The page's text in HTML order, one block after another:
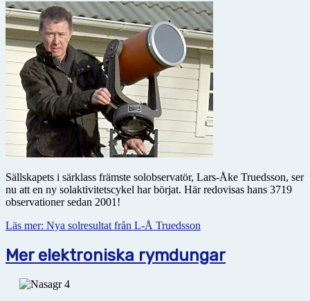
Sällskapets i särklass främste solobservatör, Lars-Åke Truedsson, ser
nu att en ny solaktivitetscykel har börjat. Här redovisas hans 3719
observationer sedan 2001!
Läs mer: Nya solresultat från L-Å Truedsson
Mer elektroniska rymdungar